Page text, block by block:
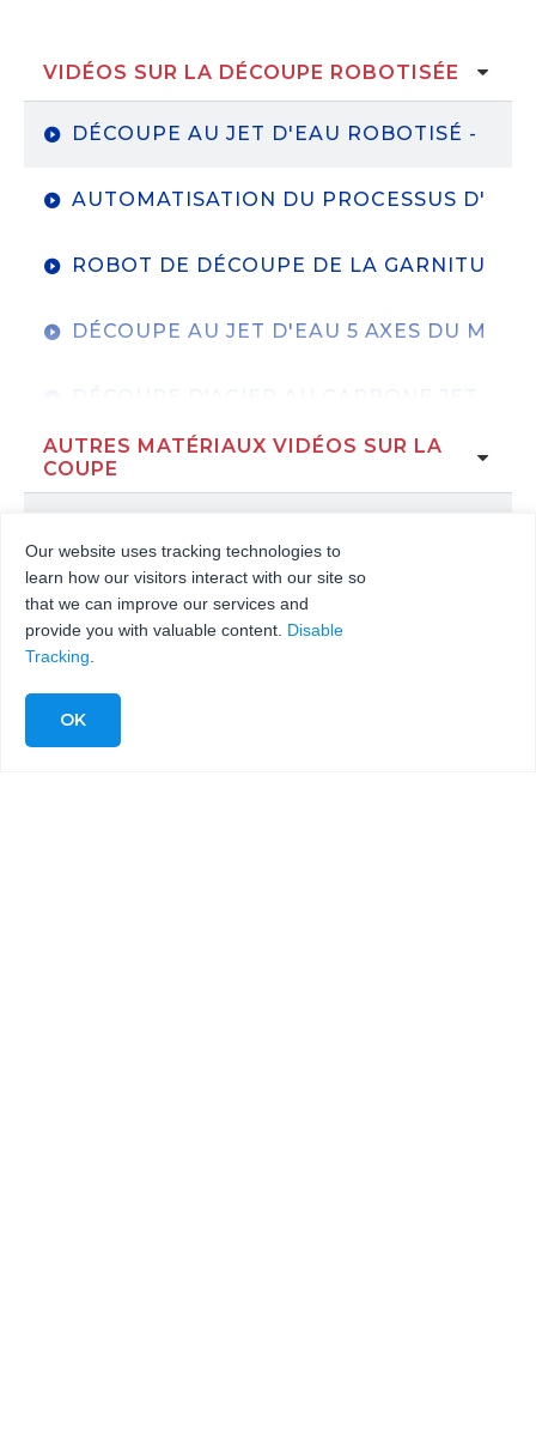
VIDÉOS SUR LA DÉCOUPE ROBOTISÉE
DÉCOUPE AU JET D'EAU ROBOTISÉ -
AUTOMATISATION DU PROCESSUS
ROBOT DE DÉCOUPE DE LA GARNITURE
DÉCOUPE AU JET D'EAU 5 AXES DU
CELLULES DE DÉCOUPE ROBOTISÉES-
AUTRES MATÉRIAUX VIDÉOS SUR LA
COUPE
Découpe d'inserts en caoutchouc
PRODUCTION AU JET D'EAU D'UNE
Our website uses tracking technologies to
learn how our visitors interact with our site so
that we can improve our services and
provide you with valuable content. Disable
Tracking